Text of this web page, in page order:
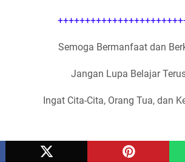
Semoga Bermanfaat dan
Jangan Lupa Belajar
Ingat Cita-Cita, Orang Tua, dan